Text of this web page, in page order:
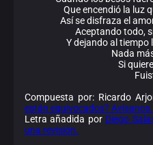
Que encendió la luz
Así se disfraza el
Aceptando todo,
Y dejando al tiempo
Nada
Si
Compuesta por: Ricardo
están equivocados? Avísanos.
Letra añadida por Diego
una revisión.